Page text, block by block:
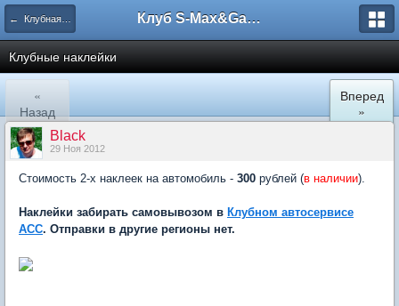
← Клубная символика Клуб S-Max&Galaxy
Клубные наклейки
«
Назад
Вперед
»
Black
29 Ноя 2012
Стоимость 2-х наклеек на автомобиль - 300 рублей (в наличии).
Наклейки забирать самовывозом в Клубном автосервисе
АСС. Отправки в другие регионы нет.